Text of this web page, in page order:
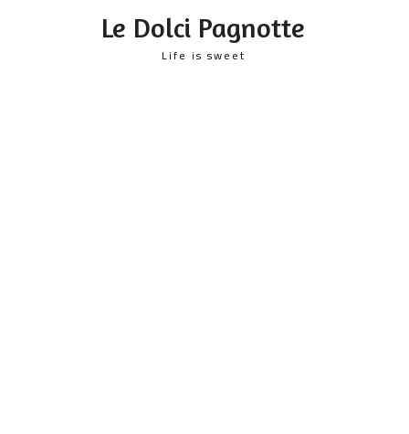
Le Dolci Pagnotte
Life is sweet